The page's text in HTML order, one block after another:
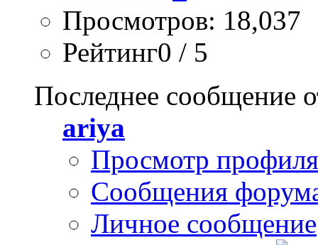
Просмотров: 18,037
Рейтинг0 / 5
Последнее сообщение
ariya
Просмотр профиля
Сообщения
Личное сообщение